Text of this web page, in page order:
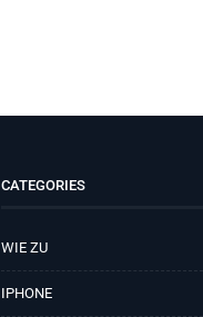
CATEGORIES
WIE ZU
IPHONE